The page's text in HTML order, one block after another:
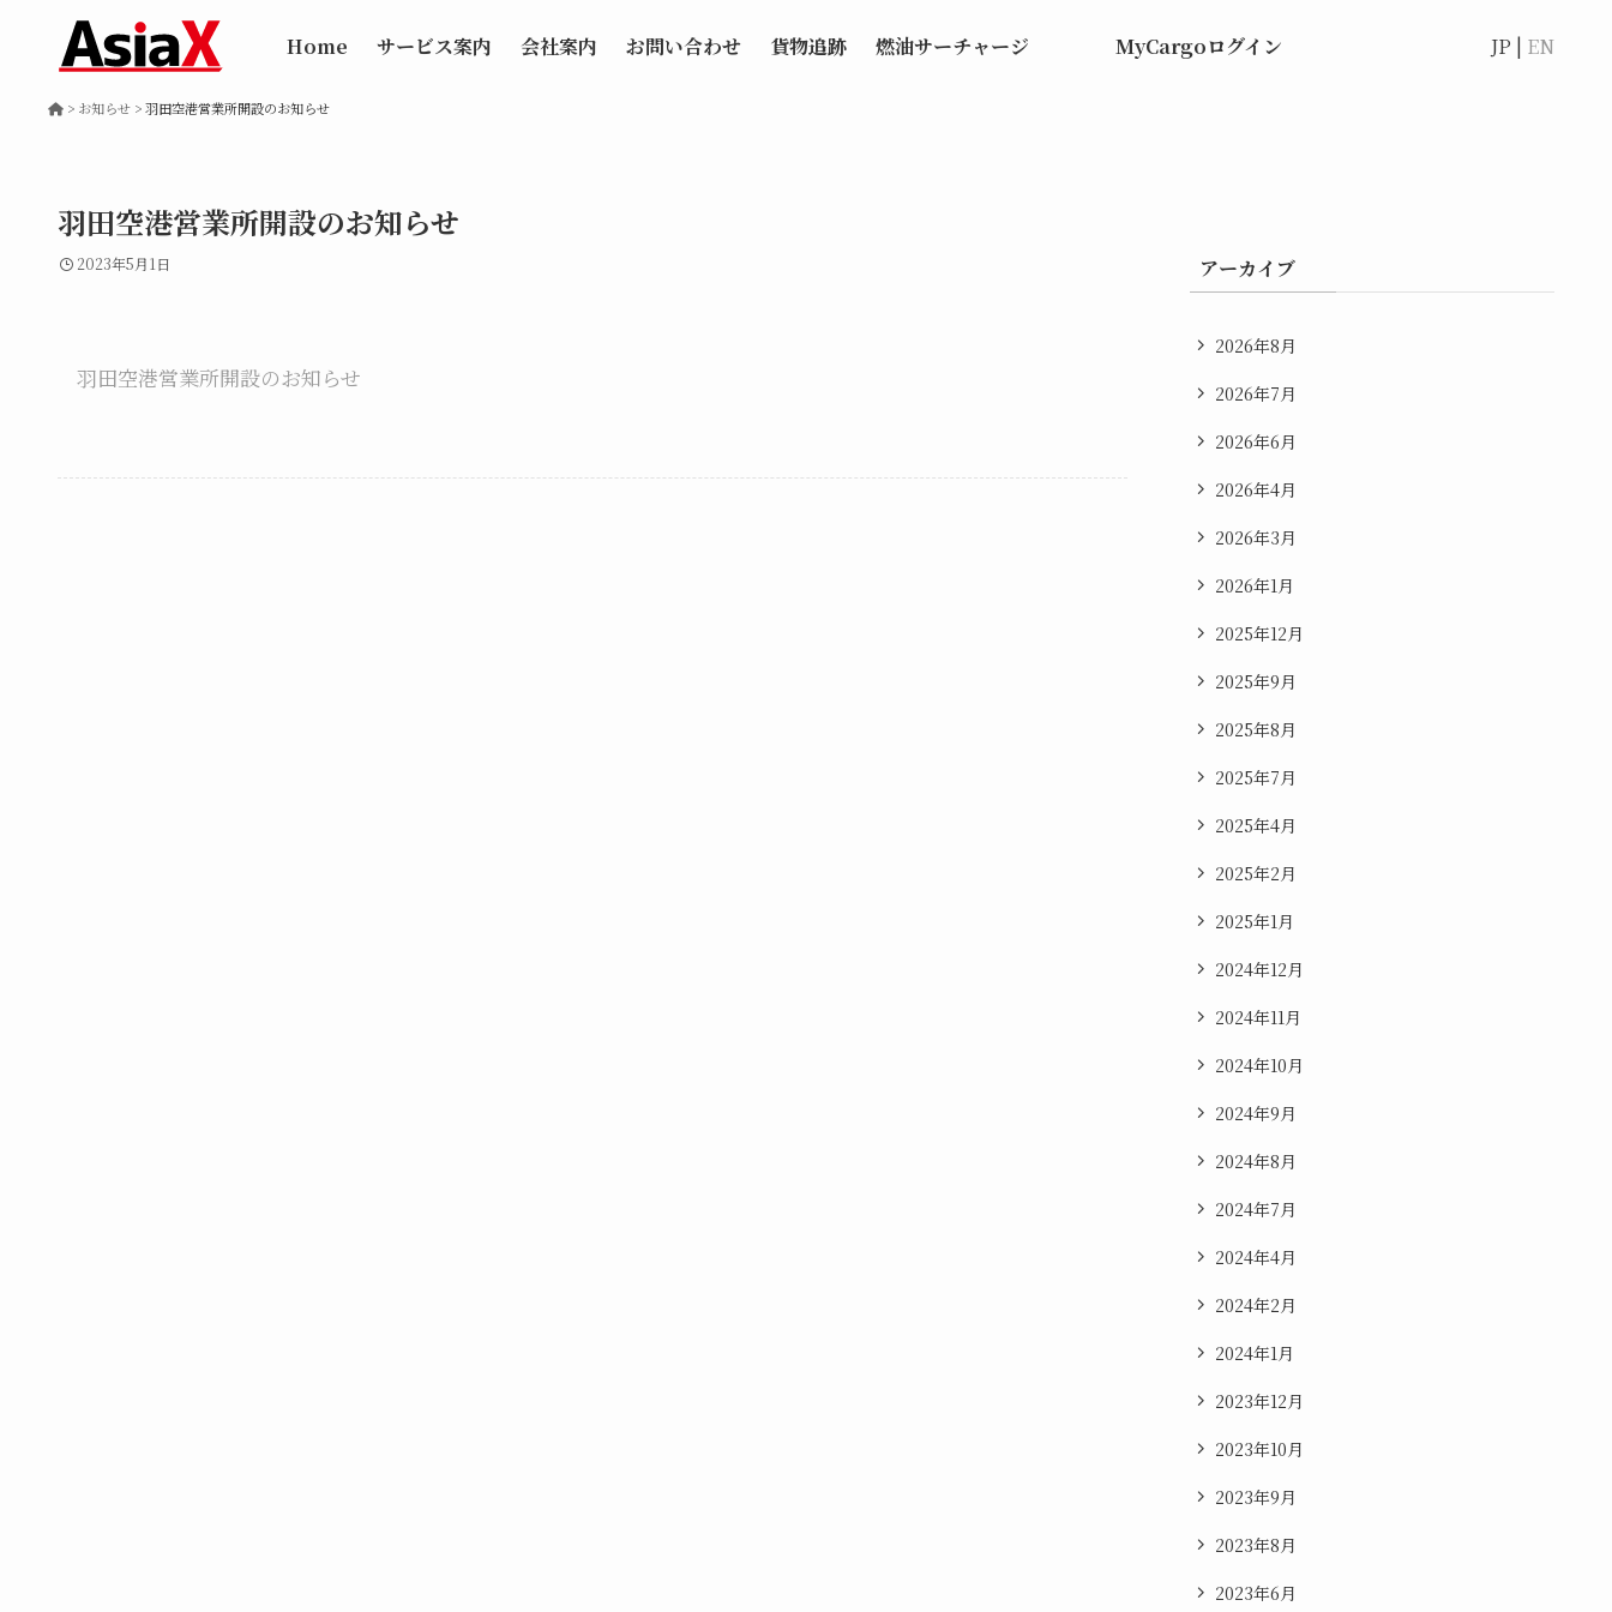
Home サービス案内 会社案内 お問い合わせ 貨物追跡 燃油サーチャージ MyCargoログイン JP | EN
> お知らせ >羽田空港営業所開設のお知らせ
羽田空港営業所開設のお知らせ
2023年5月1日
羽田空港営業所開設のお知らせ
アーカイブ
2026年8月
2026年7月
2026年6月
2026年4月
2026年3月
2026年1月
2025年12月
2025年9月
2025年8月
2025年7月
2025年4月
2025年2月
2025年1月
2024年12月
2024年11月
2024年10月
2024年9月
2024年8月
2024年7月
2024年4月
2024年2月
2024年1月
2023年12月
2023年10月
2023年9月
2023年8月
2023年6月